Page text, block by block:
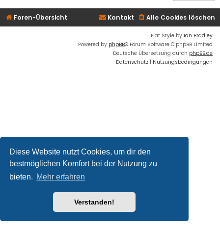
Diese Website nutzt Cookies, um dir den
bestmöglichen Komfort bei der Nutzung zu
bieten. Mehr erfahren
Verstanden!
Foren-Übersicht Alle Cookies löschen
Kontakt
Flat Style by Ian Bradley
Powered by phpBB® Forum Software © phpBB Limited
Deutsche Übersetzung durch phpBB.de
Datenschutz | Nutzungsbedingungen